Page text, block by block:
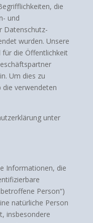
die
und
Datenschutz-
wurden. Unsere
die Öffentlichkeit
Um dies zu
verwendeten
unter
Informationen, die
Person“)
natürliche Person
insbesondere